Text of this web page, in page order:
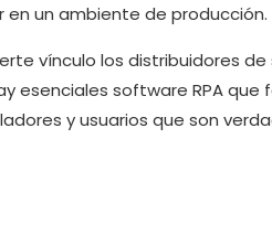
un ambiente de producción.
vínculo los distribuidores de
esenciales software RPA
y usuarios que son